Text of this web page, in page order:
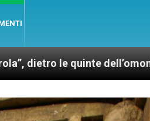
film di Wim Wenders